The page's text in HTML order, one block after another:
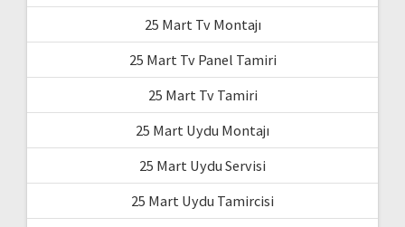
25 Mart Tv Montajı
25 Mart Tv Panel Tamiri
25 Mart Tv Tamiri
25 Mart Uydu Montajı
25 Mart Uydu Servisi
25 Mart Uydu Tamircisi